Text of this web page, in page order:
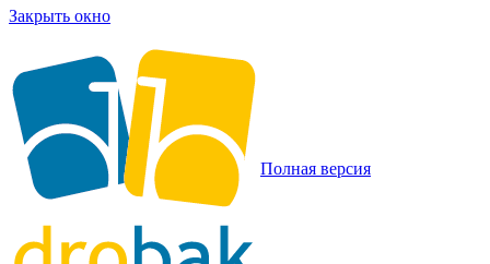
Закрыть окно
Полная версия